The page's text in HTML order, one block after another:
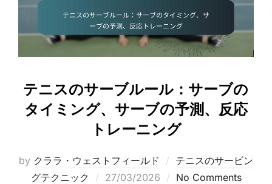
テニスのサーブルール：サーブの
タイミング、サーブの予測、反応
トレーニング
by クララ・ウェストフィールド
テニスのサービン
グテクニック
Posted
27/03/2026 No Comments